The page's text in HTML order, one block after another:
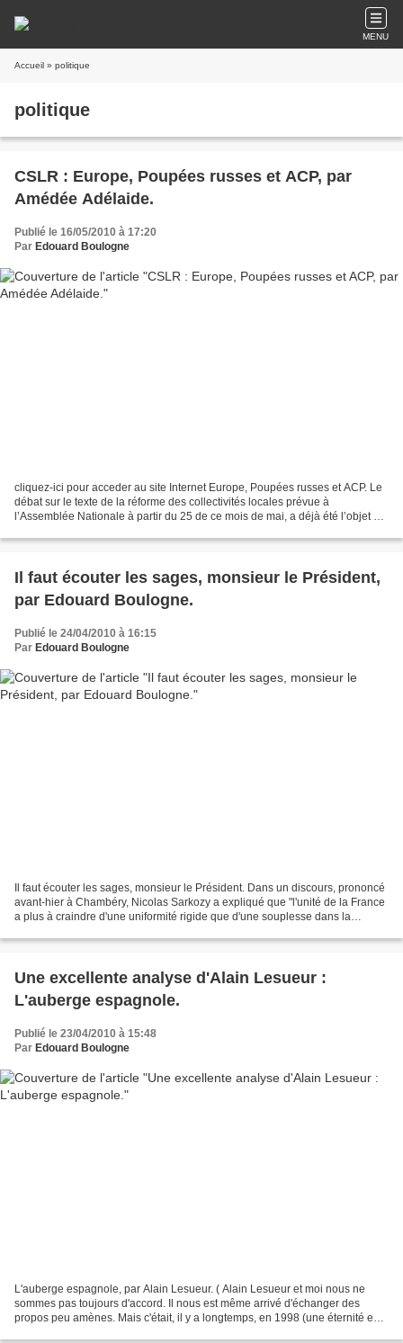
MENU
Accueil » politique
politique
CSLR : Europe, Poupées russes et ACP, par
Amédée Adélaide.
Publié le 16/05/2010 à 17:20
Par Edouard Boulogne
cliquez-ici pour acceder au site Internet Europe, Poupées russes et ACP. Le
débat sur le texte de la réforme des collectivités locales prévue à
l’Assemblée Nationale à partir du 25 de ce mois de mai, a déjà été l’objet de
Il faut écouter les sages, monsieur le Président,
par Edouard Boulogne.
Publié le 24/04/2010 à 16:15
Par Edouard Boulogne
Il faut écouter les sages, monsieur le Président. Dans un discours, prononcé
avant-hier à Chambéry, Nicolas Sarkozy a expliqué que "l'unité de la France
a plus à craindre d'une uniformité rigide que d'une souplesse dans la
Une excellente analyse d'Alain Lesueur :
L'auberge espagnole.
Publié le 23/04/2010 à 15:48
Par Edouard Boulogne
L'auberge espagnole, par Alain Lesueur. ( Alain Lesueur et moi nous ne
sommes pas toujours d'accord. Il nous est même arrivé d'échanger des
propos peu amènes. Mais c'était, il y a longtemps, en 1998 (une éternité en